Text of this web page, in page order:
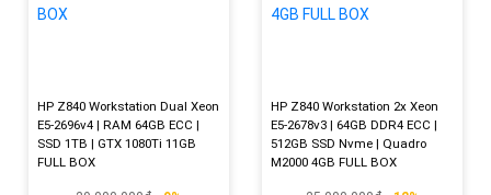
HP Z840 Workstation Dual Xeon
E5-2696v4 | RAM 64GB ECC |
SSD 1TB | GTX 1080Ti 11GB
FULL BOX
HP Z840 Workstation 2x Xeon
E5-2678v3 | 64GB DDR4 ECC |
512GB SSD Nvme | Quadro
M2000 4GB FULL BOX